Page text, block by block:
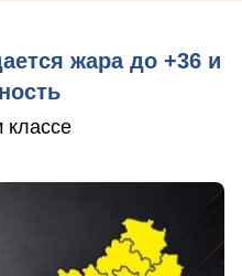
жара до +36 и